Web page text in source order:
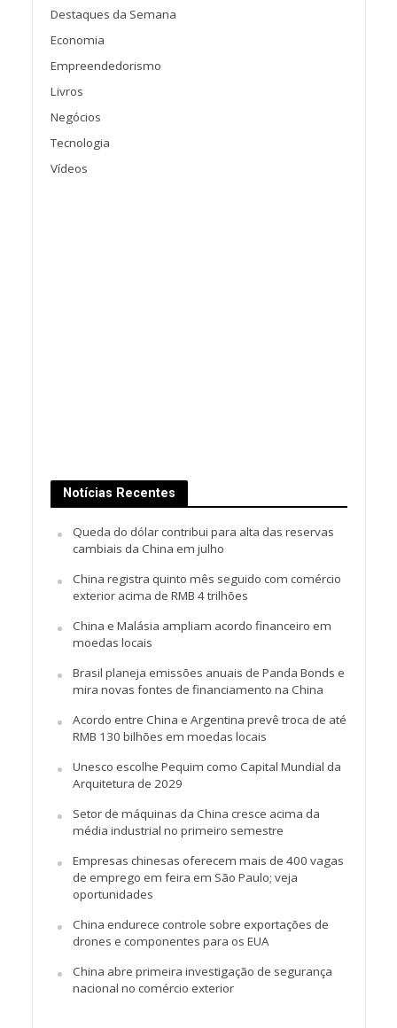
Destaques da Semana
Economia
Empreendedorismo
Livros
Negócios
Tecnologia
Vídeos
Notícias Recentes
Queda do dólar contribui para alta das reservas
cambiais da China em julho
China registra quinto mês seguido com comércio
exterior acima de RMB 4 trilhões
China e Malásia ampliam acordo financeiro em
moedas locais
Brasil planeja emissões anuais de Panda Bonds e
mira novas fontes de financiamento na China
Acordo entre China e Argentina prevê troca de até
RMB 130 bilhões em moedas locais
Unesco escolhe Pequim como Capital Mundial da
Arquitetura de 2029
Setor de máquinas da China cresce acima da
média industrial no primeiro semestre
Empresas chinesas oferecem mais de 400 vagas
de emprego em feira em São Paulo; veja
oportunidades
China endurece controle sobre exportações de
drones e componentes para os EUA
China abre primeira investigação de segurança
nacional no comércio exterior